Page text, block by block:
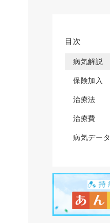
目次
病気解説
保険加入
治療法
治療費
病気データ